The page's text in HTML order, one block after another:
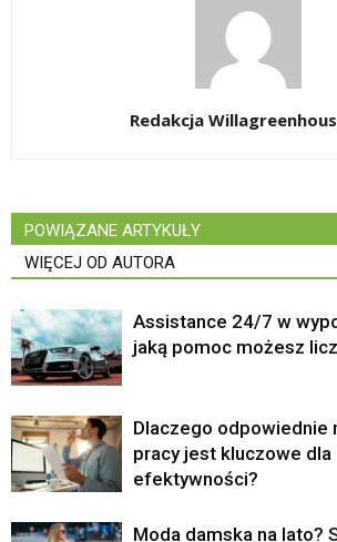
Redakcja
POWIĄZANE ARTYKUŁY
WIĘCEJ OD AUTORA
Assistance 24/7 w
jaką pomoc możesz
Dlaczego odpowiednie
pracy jest kluczowe dla
efektywności?
Moda damska na lato?